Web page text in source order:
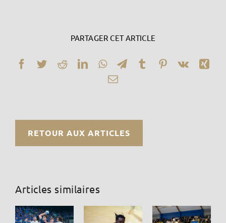
PARTAGER CET ARTICLE
Facebook
TwitterRedditLinkedInWhatsAppTelegram
TumblrPinterest
Vk
Email
RETOUR AUX ARTICLES
Articles similaires